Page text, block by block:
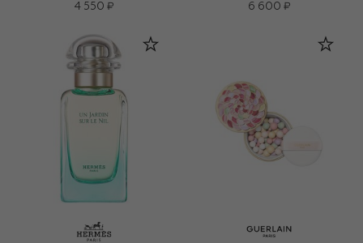
4 550 ₽
6 600 ₽